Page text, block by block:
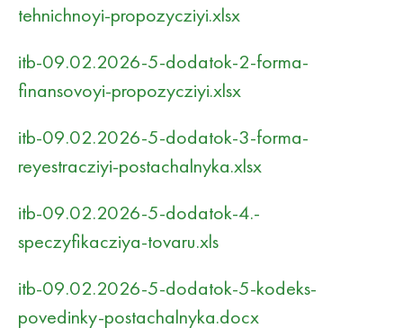
tehnichnoyi-propozycziyi.xlsx
itb-09.02.2026-5-dodatok-2-forma-
finansovoyi-propozycziyi.xlsx
itb-09.02.2026-5-dodatok-3-forma-
reyestracziyi-postachalnyka.xlsx
itb-09.02.2026-5-dodatok-4.-
speczyfikacziya-tovaru.xls
itb-09.02.2026-5-dodatok-5-kodeks-
povedinky-postachalnyka.docx